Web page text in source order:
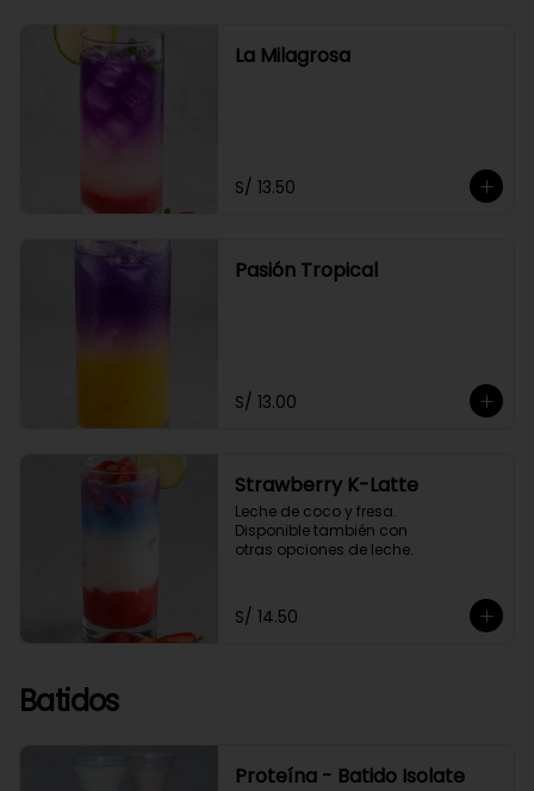
La Milagrosa
S/ 13.50
Pasión Tropical
S/ 13.00
Strawberry K-Latte
Leche de coco y fresa.
Disponible también con
otras opciones de leche.
S/ 14.50
Batidos
Proteína - Batido Isolate